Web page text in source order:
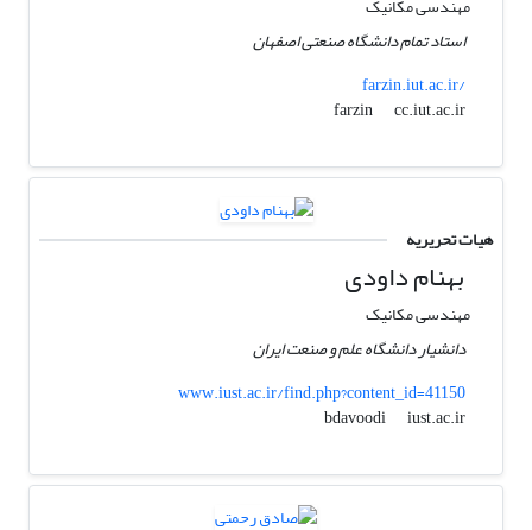
استاد تمام دانشگاه صنعتی اصفهان
farzin.iut.ac.ir/
farzin
cc.iut.ac.ir
هیات تحریریه
بهنام داودی
مهندسی مکانیک
دانشیار دانشگاه علم و صنعت ایران
www.iust.ac.ir/find.php?content_id=41150
bdavoodi
iust.ac.ir